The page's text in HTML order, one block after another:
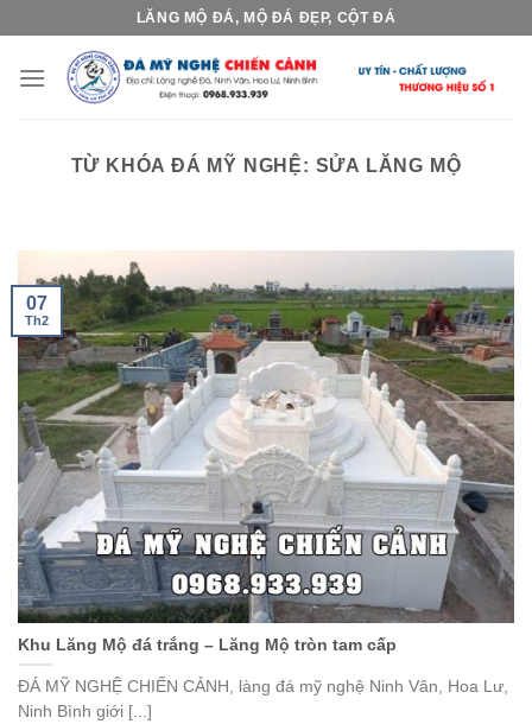
content
LĂNG MỘ ĐÁ, MỘ ĐÁ ĐẸP, CỘT ĐÁ
TỪ KHÓA ĐÁ MỸ NGHỆ: SỬA LĂNG MỘ
Khu Lăng Mộ đá trắng – Lăng Mộ tròn tam cấp
ĐÁ MỸ NGHỆ CHIẾN CẢNH, làng đá mỹ nghệ Ninh Vân, Hoa Lư,
Ninh Bình giới [...]
07
Th2